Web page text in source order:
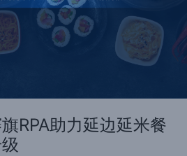
RPA助力延边延米餐